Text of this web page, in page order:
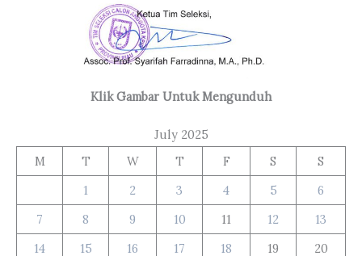
Klik Gambar Untuk Mengunduh
July 2025
M
T W T F S
S
1
2 3 4 5
6
7
8 9 10 11 12
13
14
15 16 17 18 19 20